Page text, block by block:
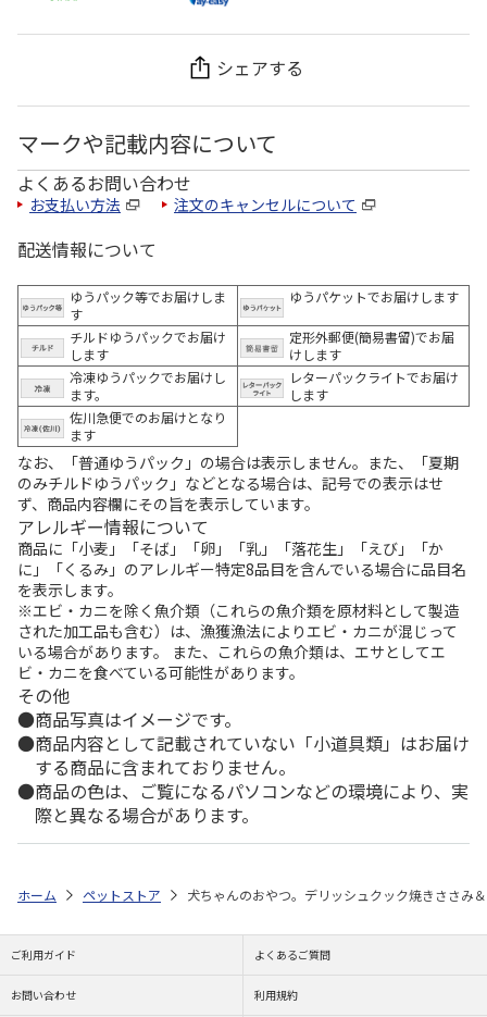
シェアする
マークや記載内容について
よくあるお問い合わせ
お支払い方法 注文のキャンセルについて
配送情報について
ゆうパック等でお届けしま
す
ゆうパケットでお届けします
チルドゆうパックでお届け
します
定形外郵便(簡易書留)でお届
けします
冷凍ゆうパックでお届けし
ます。
レターパックライトでお届け
します
佐川急便でのお届けとなり
ます
なお、「普通ゆうパック」の場合は表示しません。また、「夏期
のみチルドゆうパック」などとなる場合は、記号での表示はせ
ず、商品内容欄にその旨を表示しています。
アレルギー情報について
商品に「小麦」「そば」「卵」「乳」「落花生」「えび」「か
に」「くるみ」のアレルギー特定8品目を含んでいる場合に品目名
を表示します。
※エビ・カニを除く魚介類（これらの魚介類を原材料として製造
された加工品も含む）は、漁獲漁法によりエビ・カニが混じって
いる場合があります。 また、これらの魚介類は、エサとしてエ
ビ・カニを食べている可能性があります。
その他
商品写真はイメージです。
商品内容として記載されていない「小道具類」はお届け
する商品に含まれておりません。
商品の色は、ご覧になるパソコンなどの環境により、実
際と異なる場合があります。
ホーム ペットストア 犬ちゃんのおやつ。デリッシュクック焼きささみ
ご利用ガイド よくあるご質問
お問い合わせ 利用規約